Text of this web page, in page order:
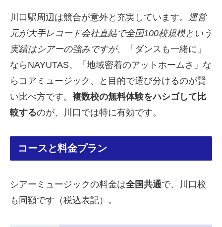
川口駅周辺は競合が意外と充実しています。
運営
元が大手レコード会社直結で全国100校規模という
実績はシアーの強みですが、
「ダンスも一緒に」
ならNAYUTAS、「地域密着のアットホームさ」な
らコアミュージック、と目的で選び分けるのが賢
い比べ方です。 複数校の無料体験をハシゴして比
較するのが、川口では特に有効です。
コースと料金プラン
シアーミュージックの料金は全国共通で、川口校
も同額です（税込表記）。